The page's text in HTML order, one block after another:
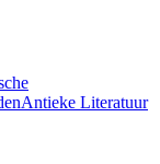
Antieke Literatuur